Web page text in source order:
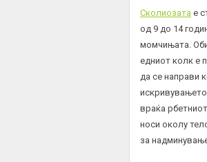
Сколиозата е
од 9 до 14
момчињата.
едниот колк е
да се направи
враќа
носи околу
за